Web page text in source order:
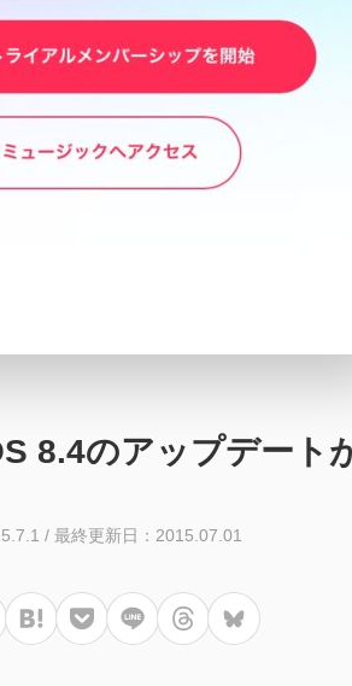
8.4のアップデート
/ 最終更新日：2015.07.01